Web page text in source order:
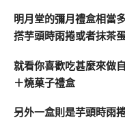
明月堂的彌月禮盒相當
搭芋頭時雨捲或者抹茶
就看你喜歡吃甚麼來做
＋燒菓子禮盒
另外一盒則是芋頭時雨